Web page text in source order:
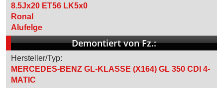
8.5Jx20 ET56 LK5x0
Ronal
Alufelge
Demontiert von Fz.:
Hersteller/Typ:
MERCEDES-BENZ GL-KLASSE (X164) GL 350 CDI 4-
MATIC